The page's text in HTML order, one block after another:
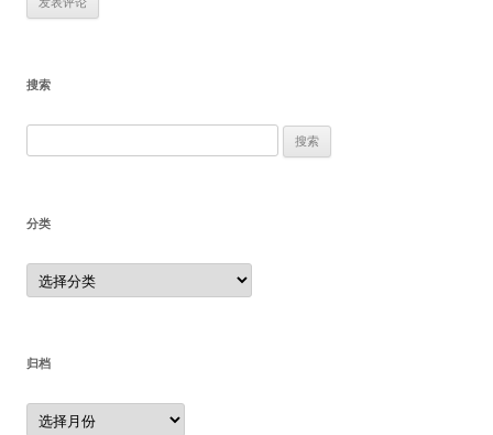
搜索
分类
分
类
归档
归
档